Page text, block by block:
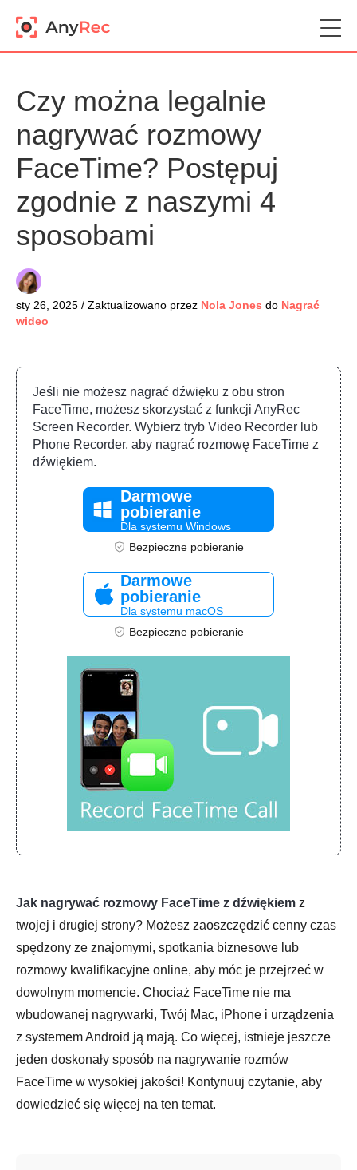
Czy można legalnie
nagrywać rozmowy
FaceTime? Postępuj
zgodnie z naszymi 4
sposobami
sty 26, 2025 / Zaktualizowano przez Nola Jones do Nagrać
wideo
Jeśli nie możesz nagrać dźwięku z obu stron
FaceTime, możesz skorzystać z funkcji AnyRec
Screen Recorder. Wybierz tryb Video Recorder lub
Phone Recorder, aby nagrać rozmowę FaceTime z
dźwiękiem.
Darmowe
pobieranie
Dla systemu Windows
Bezpieczne pobieranie
Darmowe
pobieranie
Dla systemu macOS
Bezpieczne pobieranie
Jak nagrywać rozmowy FaceTime z dźwiękiem z
twojej i drugiej strony? Możesz zaoszczędzić cenny czas
spędzony ze znajomymi, spotkania biznesowe lub
rozmowy kwalifikacyjne online, aby móc je przejrzeć w
dowolnym momencie. Chociaż FaceTime nie ma
wbudowanej nagrywarki, Twój Mac, iPhone i urządzenia
z systemem Android ją mają. Co więcej, istnieje jeszcze
jeden doskonały sposób na nagrywanie rozmów
FaceTime w wysokiej jakości! Kontynuuj czytanie, aby
dowiedzieć się więcej na ten temat.